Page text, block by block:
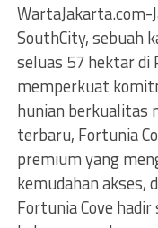
WartaJakarta.com-
SouthCity, sebuah
seluas 57 hektar di
memperkuat
hunian berkualitas
terbaru, Fortunia
premium yang
kemudahan akses,
Fortunia Cove